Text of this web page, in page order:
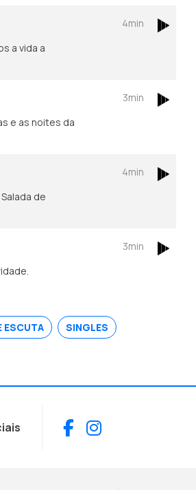
a vida a
4min
e as noites da
3min
de
4min
3min
ESCUTA SINGLES
Facebook
Instagram